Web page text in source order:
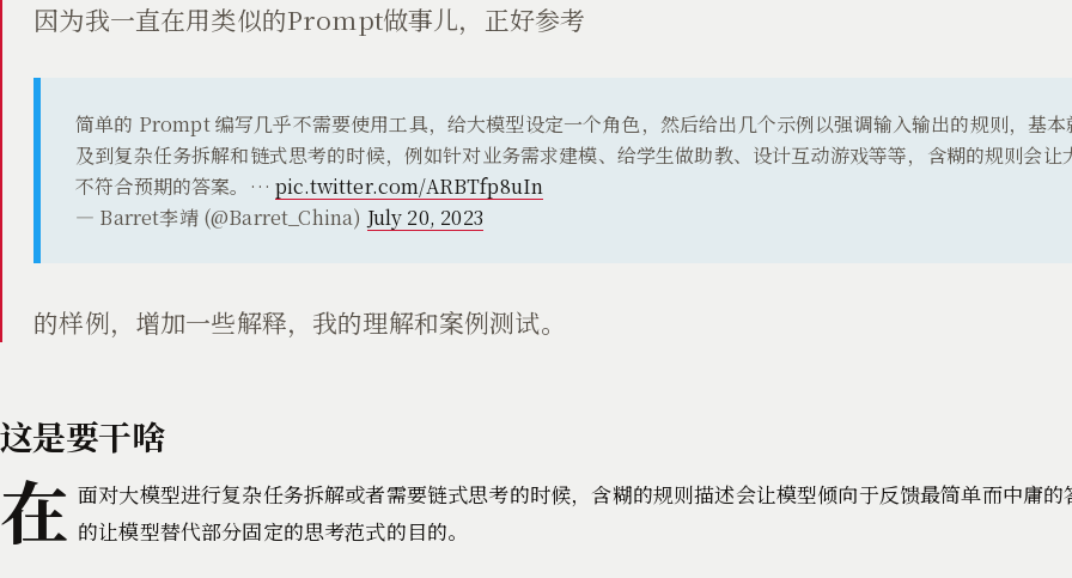
因为我一直在用类似的Prompt做事儿，正好参考
简单的 Prompt 编写几乎不需要使用工具，给大模型设定一个角色，然后给出几个示例以强调输入输出的规则，基
及到复杂任务拆解和链式思考的时候，例如针对业务需求建模、给学生做助教、设计互动游戏等等，含糊的规则会让
不符合预期的答案。… pic.twitter.com/ARBTfp8uIn
— Barret李靖 (@Barret_China) July 20, 2023
的样例，增加一些解释，我的理解和案例测试。
这是要干啥
在 面对大模型进行复杂任务拆解或者需要链式思考的时候，含糊的规则描述会让模型倾向于反馈最简单而中庸
的让模型替代部分固定的思考范式的目的。